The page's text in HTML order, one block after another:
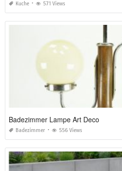
Kuche 571 Views
Badezimmer Lampe Art Deco
Badezimmer 556 Views